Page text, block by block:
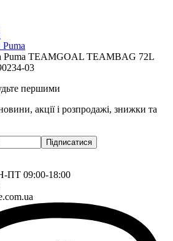
Puma TEAMGOAL TEAMBAG 72L
03
першими
акції і розпродажі, знижки та
Підписатися
ПТ 09:00-18:00